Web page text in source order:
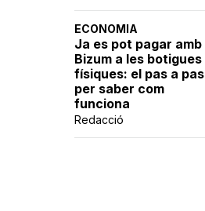
ECONOMIA
Ja es pot pagar amb
Bizum a les botigues
físiques: el pas a pas
per saber com
funciona
Redacció